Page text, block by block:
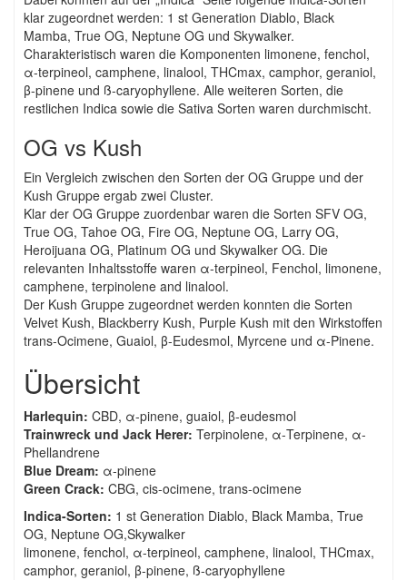
klar zugeordnet werden: 1 st Generation Diablo, Black
Mamba, True OG, Neptune OG und Skywalker.
Charakteristisch waren die Komponenten limonene, fenchol,
α-terpineol, camphene, linalool, THCmax, camphor, geraniol,
β-pinene und ß-caryophyllene. Alle weiteren Sorten, die
restlichen Indica sowie die Sativa Sorten waren durchmischt.
OG vs Kush
Ein Vergleich zwischen den Sorten der OG Gruppe und der
Kush Gruppe ergab zwei Cluster.
Klar der OG Gruppe zuordenbar waren die Sorten SFV OG,
True OG, Tahoe OG, Fire OG, Neptune OG, Larry OG,
Heroijuana OG, Platinum OG und Skywalker OG. Die
relevanten Inhaltsstoffe waren α-terpineol, Fenchol, limonene,
camphene, terpinolene and linalool.
Der Kush Gruppe zugeordnet werden konnten die Sorten
Velvet Kush, Blackberry Kush, Purple Kush mit den Wirkstoffen
trans-Ocimene, Guaiol, β-Eudesmol, Myrcene und α-Pinene.
Übersicht
Harlequin: CBD, α-pinene, guaiol, β-eudesmol
Trainwreck und Jack Herer: Terpinolene, α-Terpinene, α-
Phellandrene
Blue Dream: α-pinene
Green Crack: CBG, cis-ocimene, trans-ocimene
Indica-Sorten: 1 st Generation Diablo, Black Mamba, True
OG, Neptune OG,Skywalker
limonene, fenchol, α-terpineol, camphene, linalool, THCmax,
camphor, geraniol, β-pinene, ß-caryophyllene